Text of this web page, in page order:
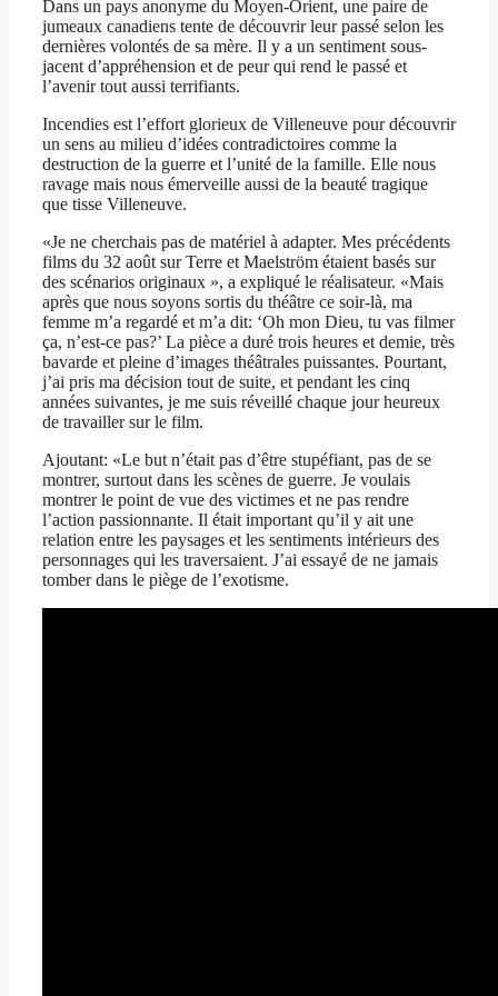
Dans un pays anonyme du Moyen-Orient, une paire de
jumeaux canadiens tente de découvrir leur passé selon les
dernières volontés de sa mère. Il y a un sentiment sous-
jacent d’appréhension et de peur qui rend le passé et
l’avenir tout aussi terrifiants.
Incendies est l’effort glorieux de Villeneuve pour découvrir
un sens au milieu d’idées contradictoires comme la
destruction de la guerre et l’unité de la famille. Elle nous
ravage mais nous émerveille aussi de la beauté tragique
que tisse Villeneuve.
«Je ne cherchais pas de matériel à adapter. Mes précédents
films du 32 août sur Terre et Maelström étaient basés sur
des scénarios originaux », a expliqué le réalisateur. «Mais
après que nous soyons sortis du théâtre ce soir-là, ma
femme m’a regardé et m’a dit: ‘Oh mon Dieu, tu vas filmer
ça, n’est-ce pas?’ La pièce a duré trois heures et demie, très
bavarde et pleine d’images théâtrales puissantes. Pourtant,
j’ai pris ma décision tout de suite, et pendant les cinq
années suivantes, je me suis réveillé chaque jour heureux
de travailler sur le film.
Ajoutant: «Le but n’était pas d’être stupéfiant, pas de se
montrer, surtout dans les scènes de guerre. Je voulais
montrer le point de vue des victimes et ne pas rendre
l’action passionnante. Il était important qu’il y ait une
relation entre les paysages et les sentiments intérieurs des
personnages qui les traversaient. J’ai essayé de ne jamais
tomber dans le piège de l’exotisme.